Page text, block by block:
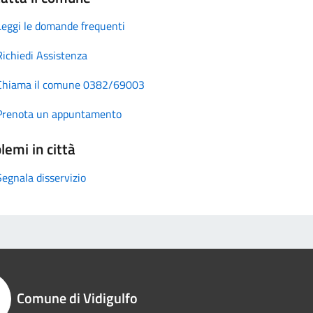
le domande frequenti
Assistenza
il comune 0382/69003
un appuntamento
in città
disservizio
Comune di Vidigulfo